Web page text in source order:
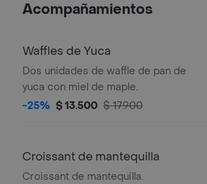
Acompañamientos
Waffles de Yuca
Dos unidades de waffle de pan de
yuca con miel de maple.
-25% $ 13.500 $ 17.900
Croissant de mantequilla
Croissant de mantequilla.